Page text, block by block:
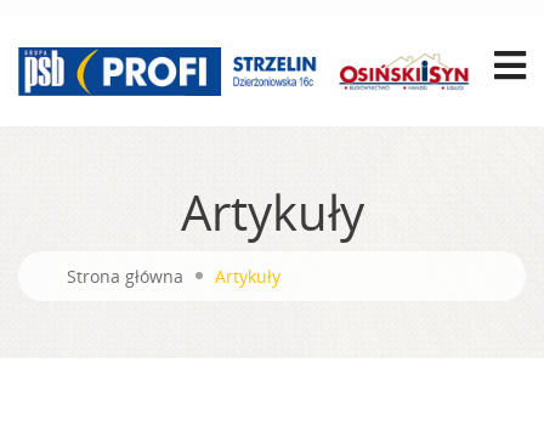
Artykuły
Strona główna Artykuły